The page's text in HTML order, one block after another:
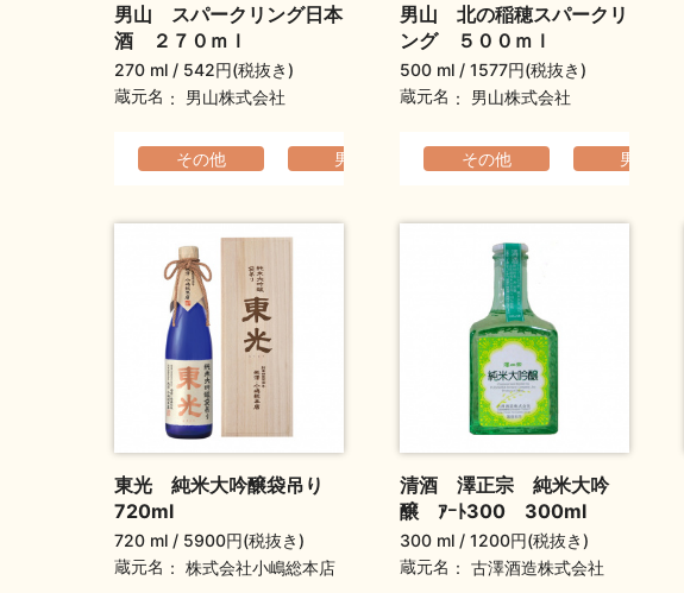
男山 スパークリング日本
酒 ２７０ｍｌ
270 ml
542円(税抜き)
蔵元名
男山株式会社
その他 男山 すっきり 爽やか
男山 北の稲穂スパークリ
ング ５００ｍｌ
500 ml
1577円(税抜き)
蔵元名
男山株式会社
その他 男山
東光 純米大吟醸袋吊り
720ml
720 ml
5900円(税抜き)
蔵元名
株式会社小嶋総本店
清酒 澤正宗 純米大吟
醸 ｱｰﾄ300 300ml
300 ml
1200円(税抜き)
蔵元名
古澤酒造株式会社